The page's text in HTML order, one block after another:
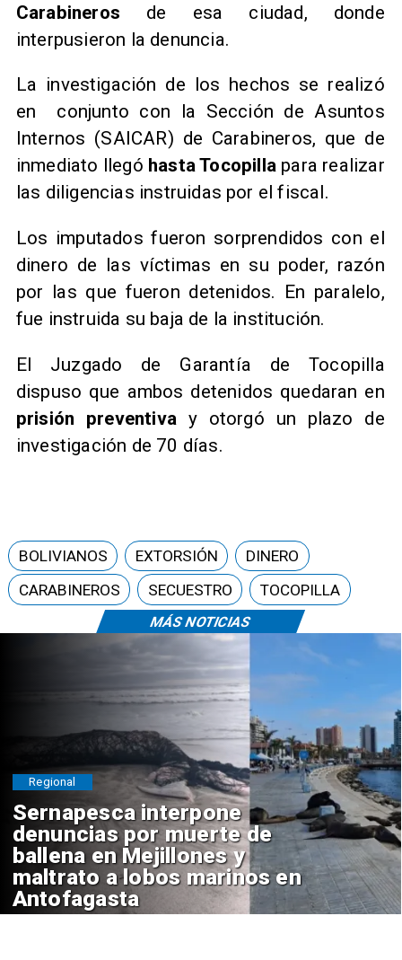
Carabineros de esa ciudad, donde
interpusieron la denuncia.
La investigación de los hechos se realizó
en conjunto con la Sección de Asuntos
Internos (SAICAR) de Carabineros, que de
inmediato llegó hasta Tocopilla para realizar
las diligencias instruidas por el fiscal.
Los imputados fueron sorprendidos con el
dinero de las víctimas en su poder, razón
por las que fueron detenidos. En paralelo,
fue instruida su baja de la institución.
El Juzgado de Garantía de Tocopilla
dispuso que ambos detenidos quedaran en
prisión preventiva y otorgó un plazo de
investigación de 70 días.
MÁS NOTICIAS
BOLIVIANOS EXTORSIÓN
DINERO
CARABINEROS
SECUESTRO TOCOPILLA
Sernapesca interpone
denuncias por muerte de
ballena en Mejillones y
maltrato a lobos marinos en
Antofagasta
Regional